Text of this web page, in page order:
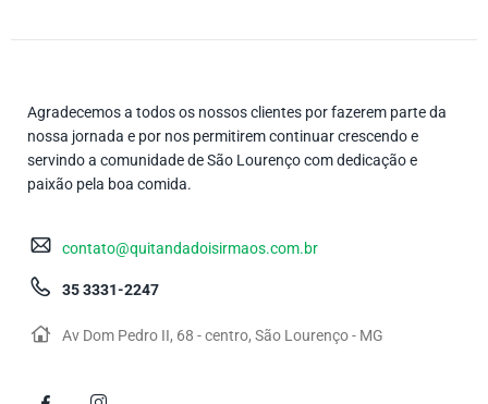
Agradecemos a todos os nossos clientes por fazerem parte da
nossa jornada e por nos permitirem continuar crescendo e
servindo a comunidade de São Lourenço com dedicação e
paixão pela boa comida.
contato@quitandadoisirmaos.com.br
35 3331-2247
Av Dom Pedro II, 68 - centro, São Lourenço - MG